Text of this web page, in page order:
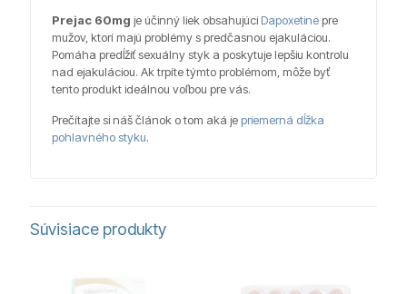
Prejac 60mg je účinný liek obsahujúci Dapoxetine pre
mužov, ktorí majú problémy s predčasnou ejakuláciou.
Pomáha predĺžiť sexuálny styk a poskytuje lepšiu kontrolu
nad ejakuláciou. Ak trpíte týmto problémom, môže byť
tento produkt ideálnou voľbou pre vás.
Prečítajte si náš článok o tom aká je priemerná dĺžka
pohlavného styku.
Súvisiace produkty